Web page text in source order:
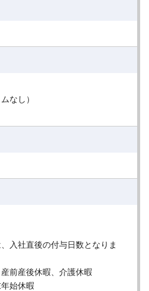
なし）
入社直後の付与日数となりま
前産後休暇、介護休暇
始休暇